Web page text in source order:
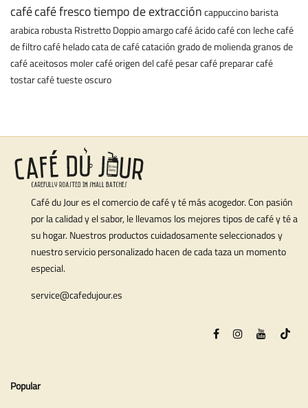
cafécafé frescotiempo de extraccióncappuccinobarista
arabicarobustaRistrettoDoppioamargocafé ácidocafé con lechecafé
de filtrocafé heladocata de cafécatacióngrado de moliendagranos de
café aceitosos moler caféorigen del cafépesar cafépreparar café
tostar cafétueste oscuro
Café du Jour es el comercio de café y té más acogedor. Con pasión
por la calidad y el sabor, le llevamos los mejores tipos de café y té a
su hogar. Nuestros productos cuidadosamente seleccionados y
nuestro servicio personalizado hacen de cada taza un momento
especial.
service@cafedujour.es
Popular